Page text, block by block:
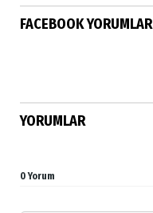
FACEBOOK YORUMLAR
YORUMLAR
0 Yorum